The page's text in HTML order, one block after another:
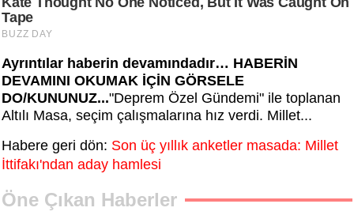
Ayrıntılar haberin devamındadır… HABERİN
DEVAMINI OKUMAK İÇİN GÖRSELE
DO/KUNUNUZ..."Deprem Özel Gündemi" ile toplanan
Altılı Masa, seçim çalışmalarına hız verdi. Millet...
Habere geri dön: Son üç yıllık anketler masada: Millet
İttifakı'ndan aday hamlesi
Öne Çıkan Haberler